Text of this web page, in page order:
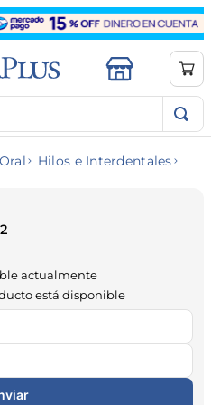
Hilos e Interdentales
actualmente
está disponible